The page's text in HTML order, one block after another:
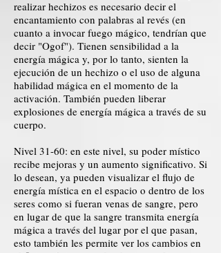
realizar hechizos es necesario decir el
encantamiento con palabras al revés (en
cuanto a invocar fuego mágico, tendrían que
decir "Ogof"). Tienen sensibilidad a la
energía mágica y, por lo tanto, sienten la
ejecución de un hechizo o el uso de alguna
habilidad mágica en el momento de la
activación. También pueden liberar
explosiones de energía mágica a través de su
cuerpo.
Nivel 31-60: en este nivel, su poder místico
recibe mejoras y un aumento significativo. Si
lo desean, ya pueden visualizar el flujo de
energía mística en el espacio o dentro de los
seres como si fueran venas de sangre, pero
en lugar de que la sangre transmita energía
mágica a través del lugar por el que pasan,
esto también les permite ver los cambios en